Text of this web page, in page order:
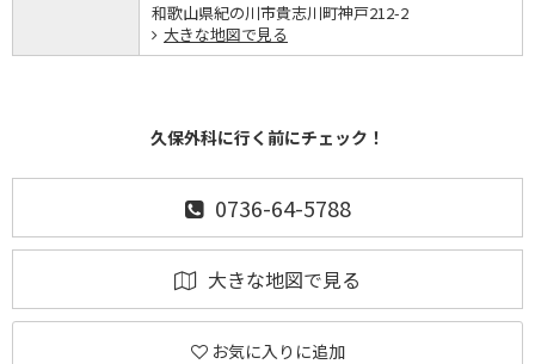
和歌山県紀の川市貴志川町神戸212-2
大きな地図で見る
久保外科に行く前にチェック！
0736-64-5788
大きな地図で見る
お気に入りに追加